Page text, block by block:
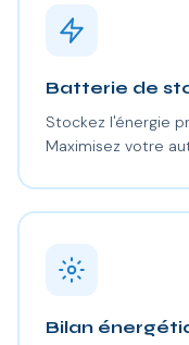
Batterie de
Stockez l'énergie
Maximisez votre
Bilan